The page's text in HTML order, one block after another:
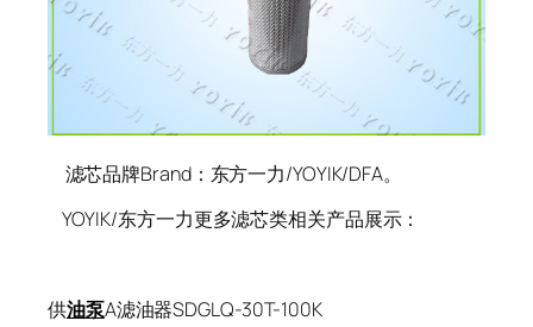
滤芯品牌Brand：东方一力/YOYIK/DFA。
YOYIK/东方一力更多滤芯类相关产品展示：
供油泵A滤油器SDGLQ-30T-100K